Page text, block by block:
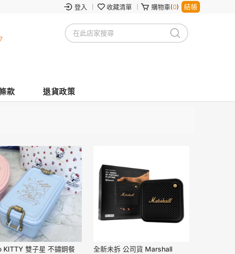
登入 收藏清單 購物車(0) 結帳
款 退貨政策
KITTY 雙子星 不鏽鋼餐
全新未拆 公司貨 Marshall